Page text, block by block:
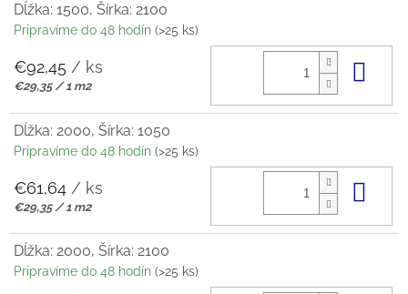
Dĺžka: 1500, Šírka: 2100
Pripravíme do 48 hodín (>25 ks)
€92,45 / ks
Jednotková
€29,35 / 1 m2
Dĺžka: 2000, Šírka: 1050
Pripravíme do 48 hodín (>25 ks)
€61,64 / ks
Jednotková
€29,35 / 1 m2
Dĺžka: 2000, Šírka: 2100
Pripravíme do 48 hodín (>25 ks)